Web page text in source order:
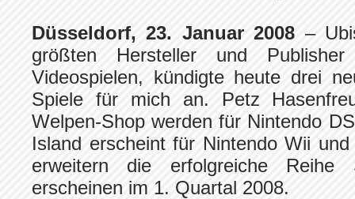
Düsseldorf, 23. Januar 2008 –
größten Hersteller und
Videospielen, kündigte heute drei
Spiele für mich an. Petz
Welpen-Shop werden für Nintendo
Island erscheint für Nintendo Wii
erweitern die erfolgreiche
erscheinen im 1. Quartal 2008.